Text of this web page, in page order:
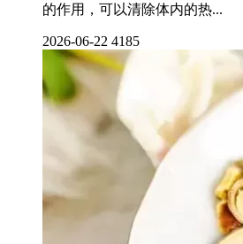
的作用，可以清除体内的热...
2026-06-22 4185